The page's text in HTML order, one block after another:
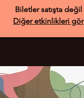
Biletler satışta değil
Diğer etkinlikleri gör